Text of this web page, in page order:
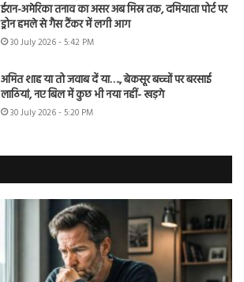
ईरान-अमेरिका तनाव का असर अब मिस्र तक, दमियाता पोर्ट पर
ड्रोन हमले से गैस टैंकर में लगी आग
30 July 2026 - 5:42 PM
अमित शाह या तो जवाब दें या…., बेकसूर बच्चों पर बरसाई
लाठियां, नए बिल में कुछ भी नया नहीं- खड़गे
30 July 2026 - 5:20 PM